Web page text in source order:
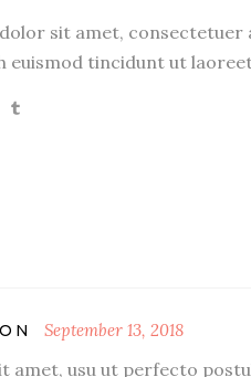
sit amet, consectetuer
euismod tincidunt ut
September 13, 2018
amet, usu ut perfecto